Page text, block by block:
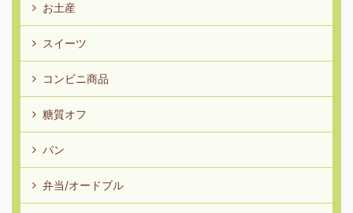
お土産
スイーツ
コンビニ商品
糖質オフ
パン
弁当/オードブル